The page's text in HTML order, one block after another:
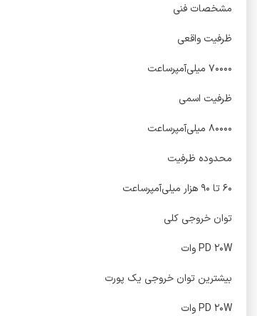
مشخصات فنی
ظرفیت واقعی
۷۰۰۰۰ میلی‌آمپر‌ساعت
ظرفیت اسمی
۸۰۰۰۰ میلی‌آمپرساعت
محدوده ظرفیت
۶۰ تا ۹۰ هزار میلی‌آمپر‌ساعت
توان خروجی کلی
PD ۲۰W وات
بیشترین توان خروجی یک پورت
PD ۲۰W وات